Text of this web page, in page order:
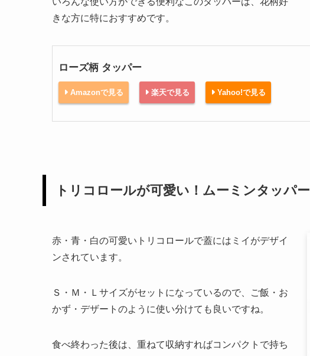
きな方に特におすすめです。
ローズ柄 タッパー
Amazonで見る 楽天で見る Yahoo!で見る
トリコロールが可愛い！ムーミンタッパー
赤・青・白の可愛いトリコロールで蓋にはミイがデザイ
ンされています。
Ｓ・Ｍ・Ｌサイズがセットになっているので、ご飯・お
かず・デザートのように使い分けても良いですね。
食べ終わった後は、重ねて収納すればコンパクトで持ち